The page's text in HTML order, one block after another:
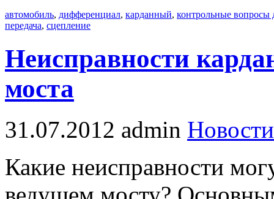
автомобиль, дифференциал, карданный, контрольные вопросы
передача, сцепление
Неисправности
моста
31.07.2012 admin Новости
Какие неисправности